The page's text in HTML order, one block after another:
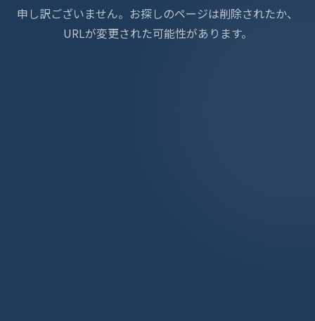
申し訳ございません。お探しのページは削除されたか、
URLが変更された可能性があります。